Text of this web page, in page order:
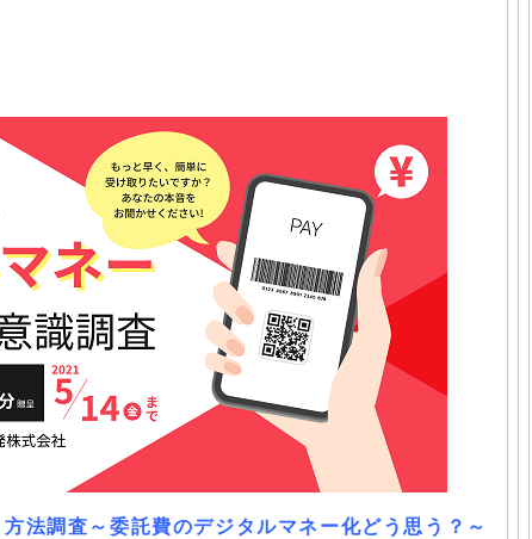
法調査～ 委託費のデジタルマネー化どう思う？～